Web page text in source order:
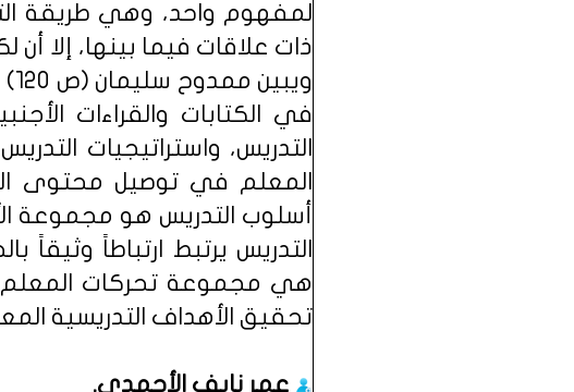
لمفهوم واحد، وهي طريقة
ذات علاقات فيما بينها، إلا أن
في الكتابات والقراءات
التدريس، واستراتيجيات
المعلم في توصيل محتوى
أسلوب التدريس هو مجموعة
التدريس يرتبط ارتباطاً
هي مجموعة تحركات
تحقيق الأهداف التدريسية
عمر نايف الأحمدي.